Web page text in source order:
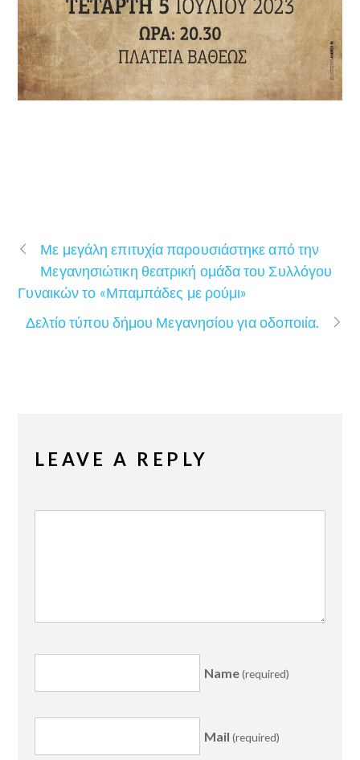
Με μεγάλη επιτυχία παρουσιάστηκε από την
Μεγανησιώτικη θεατρική ομάδα του Συλλόγου
Γυναικών το «Μπαμπάδες με ρούμι»
Δελτίο τύπου δήμου Μεγανησίου για οδοποιία.
LEAVE A REPLY
Name(required)
Mail (required)